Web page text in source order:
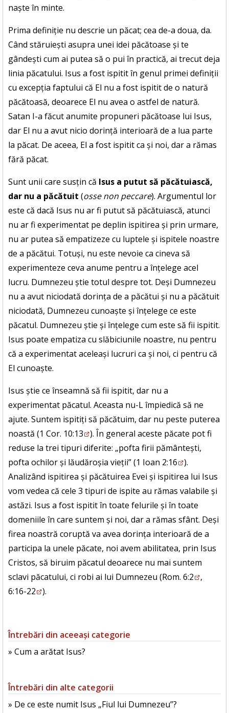
naște în minte.
Prima definiție nu descrie un păcat; cea de-a doua, da.
Când stăruiești asupra unei idei păcătoase și te
gândești cum ai putea să o pui în practică, ai trecut deja
linia păcatului. Isus a fost ispitit în genul primei definiții
cu excepția faptului că El nu a fost ispitit de o natură
păcătoasă, deoarece El nu avea o astfel de natură.
Satan I-a făcut anumite propuneri păcătoase lui Isus,
dar El nu a avut nicio dorință interioară de a lua parte
la păcat. De aceea, El a fost ispitit ca și noi, dar a rămas
fără păcat.
Sunt unii care susțin că Isus a putut să păcătuiască,
dar nu a păcătuit (osse non peccare). Argumentul lor
este că dacă Isus nu ar fi putut să păcătuiască, atunci
nu ar fi experimentat pe deplin ispitirea și prin urmare,
nu ar putea să empatizeze cu luptele și ispitele noastre
de a păcătui. Totuși, nu este nevoie ca cineva să
experimenteze ceva anume pentru a înțelege acel
lucru. Dumnezeu știe totul despre tot. Deși Dumnezeu
nu a avut niciodată dorința de a păcătui și nu a păcătuit
niciodată, Dumnezeu cunoaște și înțelege ce este
păcatul. Dumnezeu știe și înțelege cum este să fii ispitit.
Isus poate empatiza cu slăbiciunile noastre, nu pentru
că a experimentat aceleași lucruri ca și noi, ci pentru că
El cunoaște.
Isus știe ce înseamnă să fii ispitit, dar nu a
experimentat păcatul. Aceasta nu-L împiedică să ne
ajute. Suntem ispitiți să păcătuim, dar nu peste puterea
noastă (1 Cor. 10:13
). În general aceste păcate pot fi
reduse la trei tipuri diferite: „pofta firii pământești,
pofta ochilor și lăudăroșia vieții” (1 Ioan 2:16
).
Analizând ispitirea și păcătuirea Evei și ispitirea lui Isus
vom vedea că cele 3 tipuri de ispite au rămas valabile și
astăzi. Isus a fost ispitit în toate felurile și în toate
domeniile în care suntem și noi, dar a rămas sfânt. Deși
firea noastră coruptă va avea dorința interioară de a
participa la unele păcate, noi avem abilitatea, prin Isus
Cristos, să biruim păcatul deoarece nu mai suntem
sclavi păcatului, ci robi ai lui Dumnezeu (Rom. 6:2
,
6:16-22
).
Întrebări din aceeași categorie
» Cum a arătat Isus?
Întrebări din alte categorii
» De ce este numit Isus „Fiul lui Dumnezeu”?